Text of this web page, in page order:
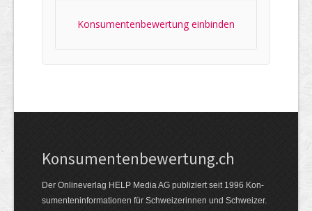
Konsumentenbewertung einbinden
Kon­su­menten­be­wer­tung.ch
Der Online­verlag HELP Media AG publi­ziert seit 1996 Kon­
su­menten­infor­mationen für Schwei­zerinnen und Schweizer.